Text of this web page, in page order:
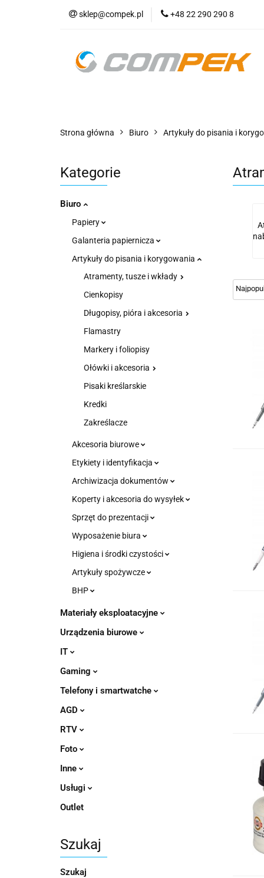
sklep@compek.pl +48 22 290 290 8
O nas
Strona główna Biuro Artykuły do pisania i
Kategorie
Biuro
Papiery
Galanteria papiernicza
Artykuły do pisania i korygowania
Atramenty, tusze i wkłady
Cienkopisy
Długopisy, pióra i akcesoria
Flamastry
Markery i foliopisy
Ołówki i akcesoria
Pisaki kreślarskie
Kredki
Zakreślacze
Akcesoria biurowe
Etykiety i identyfikacja
Archiwizacja dokumentów
Koperty i akcesoria do wysyłek
Sprzęt do prezentacji
Wyposażenie biura
Higiena i środki czystości
Artykuły spożywcze
BHP
Materiały eksploatacyjne
Urządzenia biurowe
IT
Gaming
Telefony i smartwatche
AGD
RTV
Foto
Inne
Usługi
Outlet
Szukaj
Szukaj